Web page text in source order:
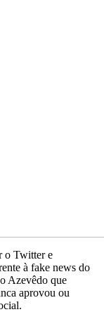
o Twitter e
à fake news do
Azevêdo que
aprovou ou